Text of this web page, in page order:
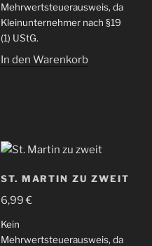
Mehrwertsteuerausweis, da
Kleinunternehmer nach §19
(1) UStG.
In den Warenkorb
ST. MARTIN ZU ZWEIT
6,99€
Kein
Mehrwertsteuerausweis, da